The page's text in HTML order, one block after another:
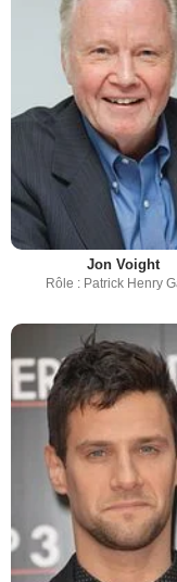
Jon Voight
Rôle : Patrick Henry